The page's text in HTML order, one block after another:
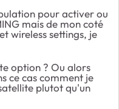
pour activer ou
mais de mon coté
wireless settings, je
option ? Ou alors
ce cas comment je
plutot qu'un